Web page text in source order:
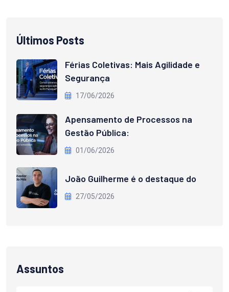
Últimos Posts
Férias Coletivas: Mais Agilidade e
Segurança
17/06/2026
Apensamento de Processos na
Gestão Pública:
01/06/2026
João Guilherme é o destaque do
27/05/2026
Assuntos